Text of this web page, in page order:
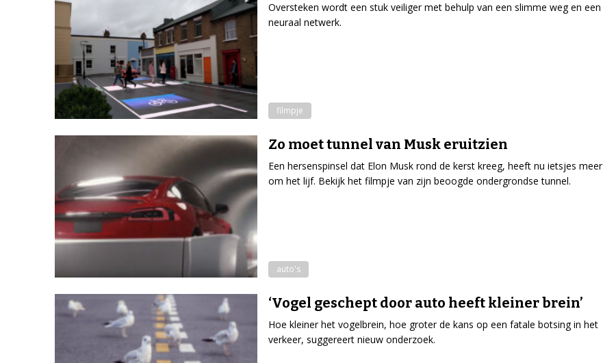
Oversteken wordt een stuk veiliger met behulp van een slimme weg en een
neuraal netwerk.
filmpje
Zo moet tunnel van Musk eruitzien
Een hersenspinsel dat Elon Musk rond de kerst kreeg, heeft nu ietsjes meer
om het lijf. Bekijk het filmpje van zijn beoogde ondergrondse tunnel.
auto's
‘Vogel geschept door auto heeft kleiner brein’
Hoe kleiner het vogelbrein, hoe groter de kans op een fatale botsing in het
verkeer, suggereert nieuw onderzoek.